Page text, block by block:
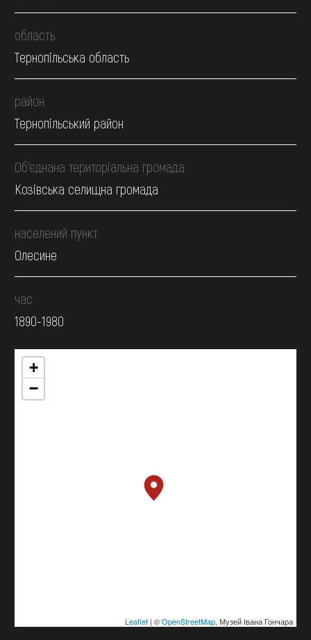
область
Тернопільська область
район
Тернопільський район
Об’єднана територіальна громада
Козівська селищна громада
населений пункт
Олесине
час
1890-1980
+
−
Leaflet| ©OpenStreetMap, Музей Івана Гончара